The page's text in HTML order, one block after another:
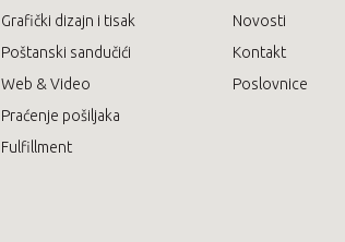
Grafički dizajn i tisak
Poštanski sandučići
Web & Video
Praćenje pošiljaka
Fulfillment
Novosti
Kontakt
Poslovnice